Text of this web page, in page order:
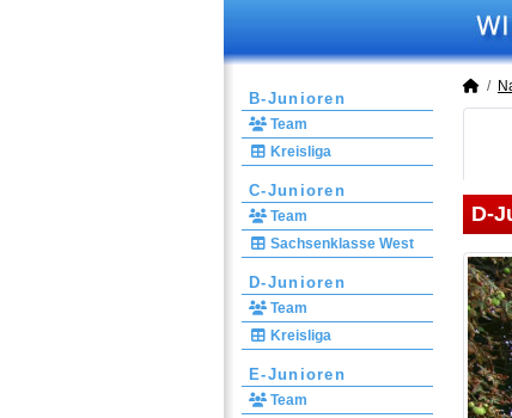
B-Junioren
Team
Kreisliga
C-Junioren
Team
Sachsenklasse West
D-Junioren
Team
Kreisliga
E-Junioren
Team
D-